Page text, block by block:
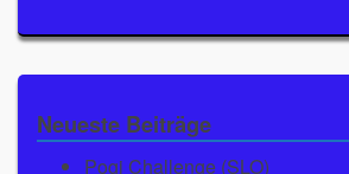
Neueste Beiträge
Pogi Challenge (SLO)